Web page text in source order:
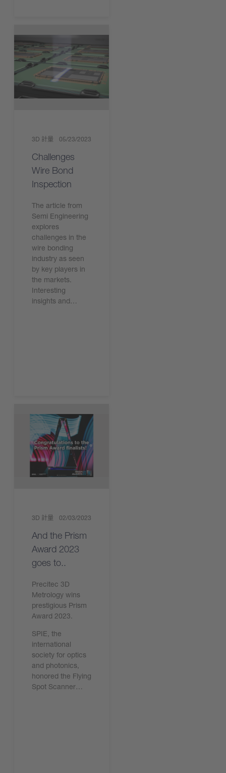
3D 計量 05/23/2023
Challenges
Wire Bond
Inspection
The article from
Semi Engineering
explores
challenges in the
wire bonding
industry as seen
by key players in
the markets.
Interesting
insights and…
3D 計量 02/03/2023
And the Prism
Award 2023
goes to..
Precitec 3D
Metrology wins
prestigious Prism
Award 2023.
SPIE, the
international
society for optics
and photonics,
honored the Flying
Spot Scanner…